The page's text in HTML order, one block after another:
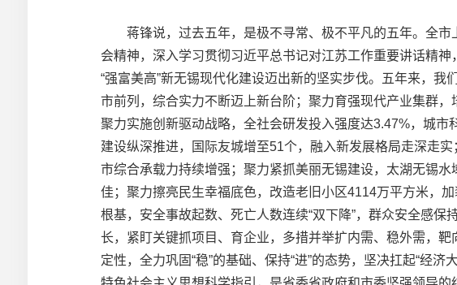
蒋锋说，过去五年，是极不寻常、极不平凡的五年。全市
会精神，深入学习贯彻习近平总书记对江苏工作重要讲话精
“强富美高”新无锡现代化建设迈出新的坚实步伐。五年来，
市前列，综合实力不断迈上新台阶；聚力育强现代产业集群
聚力实施创新驱动战略，全社会研发投入强度达3.47%，城
建设纵深推进，国际友城增至51个，融入新发展格局走深走
市综合承载力持续增强；聚力紧抓美丽无锡建设，太湖无锡
佳；聚力擦亮民生幸福底色，改造老旧小区4114万平方米，
根基，安全事故起数、死亡人数连续“双下降”，群众安全感
长，紧盯关键抓项目、育企业，多措并举扩内需、稳外需，
定性，全力巩固“稳”的基础、保持“进”的态势，坚决扛起“经